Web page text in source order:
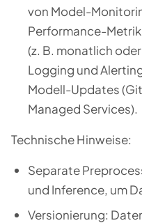
von Model-
Performance-
(z. B. monatlich
Logging und
Modell-Updates
Managed Services).
Technische Hinweise:
Separate
und Inference, um
Versionierung: